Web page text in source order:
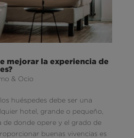
mejorar la experiencia de
& Ocio
huéspedes debe ser una
hotel, grande o pequeño,
de donde opere y el grado de
buenas vivencias es